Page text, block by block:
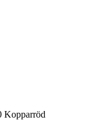
Kopparröd